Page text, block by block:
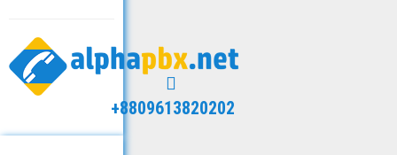
+8809613820202